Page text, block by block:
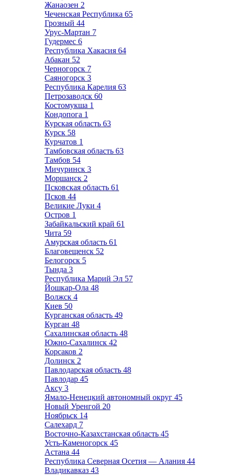
Жанаозен 2
Чеченская Республика 65
Грозный 44
Урус-Мартан 7
Гудермес 6
Республика Хакасия 64
Абакан 52
Черногорск 7
Саяногорск 3
Республика Карелия 63
Петрозаводск 60
Костомукша 1
Кондопога 1
Курская область 63
Курск 58
Курчатов 1
Тамбовская область 63
Тамбов 54
Мичуринск 3
Моршанск 2
Псковская область 61
Псков 44
Великие Луки 4
Остров 1
Забайкальский край 61
Чита 59
Амурская область 61
Благовещенск 52
Белогорск 5
Тында 3
Республика Марий Эл 57
Йошкар-Ола 48
Волжск 4
Киев 50
Курганская область 49
Курган 48
Сахалинская область 48
Южно-Сахалинск 42
Корсаков 2
Долинск 2
Павлодарская область 48
Павлодар 45
Аксу 3
Ямало-Ненецкий автономный округ 45
Новый Уренгой 20
Ноябрьск 14
Салехард 7
Восточно-Казахстанская область 45
Усть-Каменогорск 45
Астана 44
Республика Северная Осетия — Алания 44
Владикавказ 43